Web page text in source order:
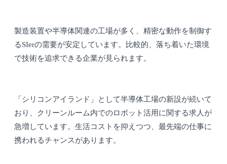
製造装置や半導体関連の工場が多く、精密な動作を制御す
るSIerの需要が安定しています。比較的、落ち着いた環境
で技術を追求できる企業が見られます。
「シリコンアイランド」として半導体工場の新設が続いて
おり、クリーンルーム内でのロボット活用に関する求人が
急増しています。生活コストを抑えつつ、最先端の仕事に
携われるチャンスがあります。